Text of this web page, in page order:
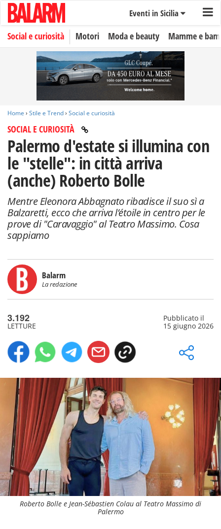
Eventi in Sicilia
Social e curiosità Motori Moda e beauty Mamme e
Home › Stile e Trend› Social e curiosità
SOCIAL E CURIOSITÀ
Palermo d'estate si illumina con
le "stelle": in città arriva
(anche) Roberto Bolle
Mentre Eleonora Abbagnato ribadisce il suo sì a
Balzaretti, ecco che arriva l’étoile in centro per le
prove di "Caravaggio" al Teatro Massimo. Cosa
sappiamo
Balarm
La redazione
3.192
LETTURE
Pubblicato il
15 giugno 2026
Roberto Bolle e Jean-Sébastien Colau al Teatro Massimo di
Palermo